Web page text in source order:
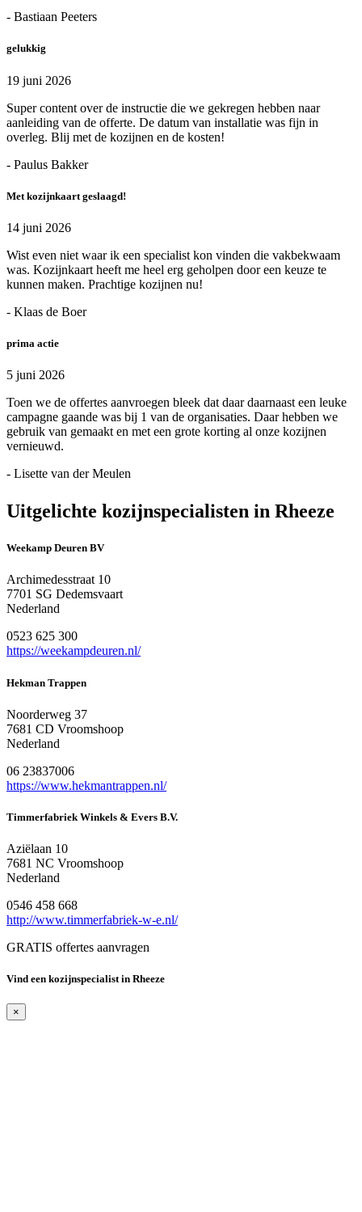
- Bastiaan Peeters
gelukkig
19 juni 2026
Super content over de instructie die we gekregen hebben naar
aanleiding van de offerte. De datum van installatie was fijn in
overleg. Blij met de kozijnen en de kosten!
- Paulus Bakker
Met kozijnkaart geslaagd!
14 juni 2026
Wist even niet waar ik een specialist kon vinden die vakbekwaam
was. Kozijnkaart heeft me heel erg geholpen door een keuze te
kunnen maken. Prachtige kozijnen nu!
- Klaas de Boer
prima actie
5 juni 2026
Toen we de offertes aanvroegen bleek dat daar daarnaast een leuke
campagne gaande was bij 1 van de organisaties. Daar hebben we
gebruik van gemaakt en met een grote korting al onze kozijnen
vernieuwd.
- Lisette van der Meulen
Uitgelichte kozijnspecialisten in Rheeze
Weekamp Deuren BV
Archimedesstraat 10
7701 SG Dedemsvaart
Nederland
0523 625 300
https://weekampdeuren.nl/
Hekman Trappen
Noorderweg 37
7681 CD Vroomshoop
Nederland
06 23837006
https://www.hekmantrappen.nl/
Timmerfabriek Winkels & Evers B.V.
Aziëlaan 10
7681 NC Vroomshoop
Nederland
0546 458 668
http://www.timmerfabriek-w-e.nl/
GRATIS offertes aanvragen
Vind een kozijnspecialist in Rheeze
×